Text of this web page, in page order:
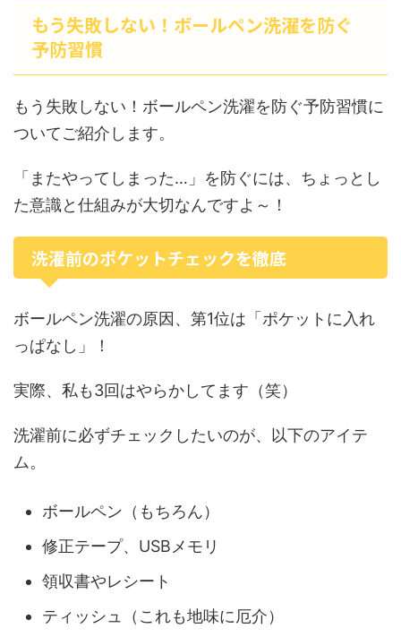
もう失敗しない！ボールペン洗濯を防ぐ
予防習慣
もう失敗しない！ボールペン洗濯を防ぐ予防習慣に
ついてご紹介します。
「またやってしまった…」を防ぐには、ちょっとし
た意識と仕組みが大切なんですよ～！
洗濯前のポケットチェックを徹底
ボールペン洗濯の原因、第1位は「ポケットに入れ
っぱなし」！
実際、私も3回はやらかしてます（笑）
洗濯前に必ずチェックしたいのが、以下のアイテ
ム。
ボールペン（もちろん）
修正テープ、USBメモリ
領収書やレシート
ティッシュ（これも地味に厄介）